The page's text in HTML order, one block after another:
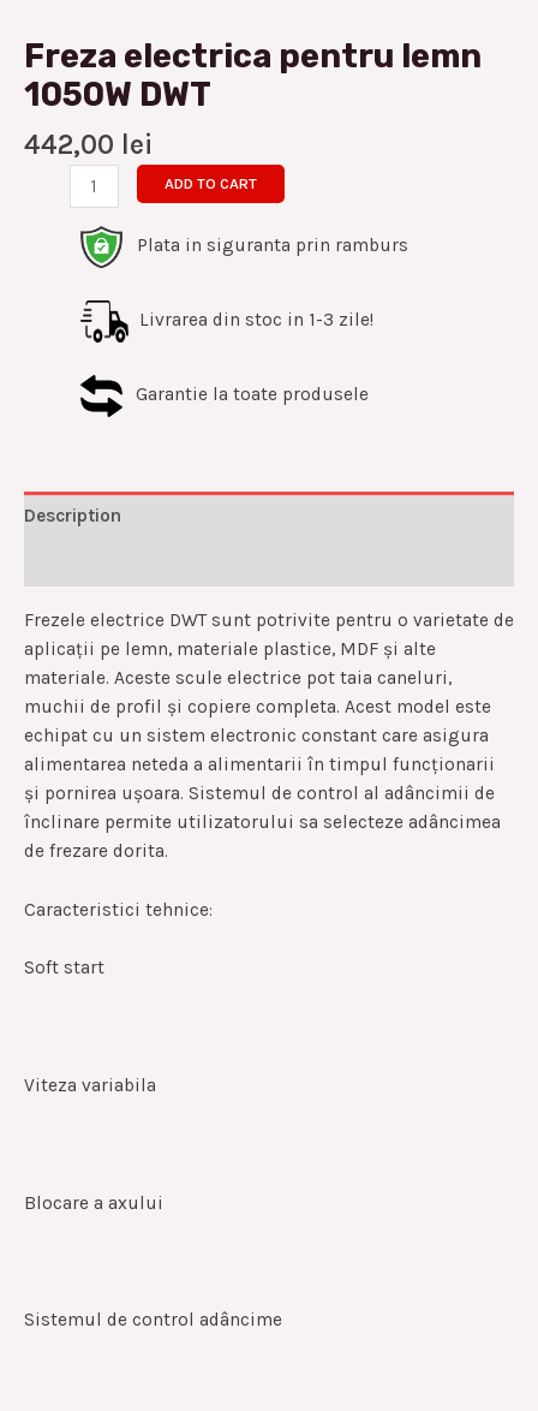
Freza electrica pentru lemn
1050W DWT
442,00 lei
ADD TO CART
Plata in siguranta prin ramburs
Livrarea din stoc in 1-3 zile!
Garantie la toate produsele
Description
Frezele electrice DWT sunt potrivite pentru o varietate de
aplicații pe lemn, materiale plastice, MDF și alte
materiale. Aceste scule electrice pot taia caneluri,
muchii de profil și copiere completa. Acest model este
echipat cu un sistem electronic constant care asigura
alimentarea neteda a alimentarii în timpul funcționarii
și pornirea ușoara. Sistemul de control al adâncimii de
înclinare permite utilizatorului sa selecteze adâncimea
de frezare dorita.
Caracteristici tehnice:
Soft start
Viteza variabila
Blocare a axului
Sistemul de control adâncime